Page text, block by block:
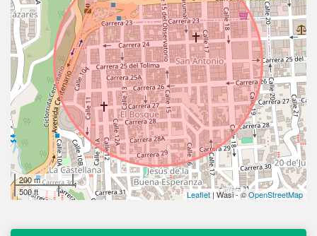
200 m
500 ft
Leaflet| Wasi - ©OpenStreetMap